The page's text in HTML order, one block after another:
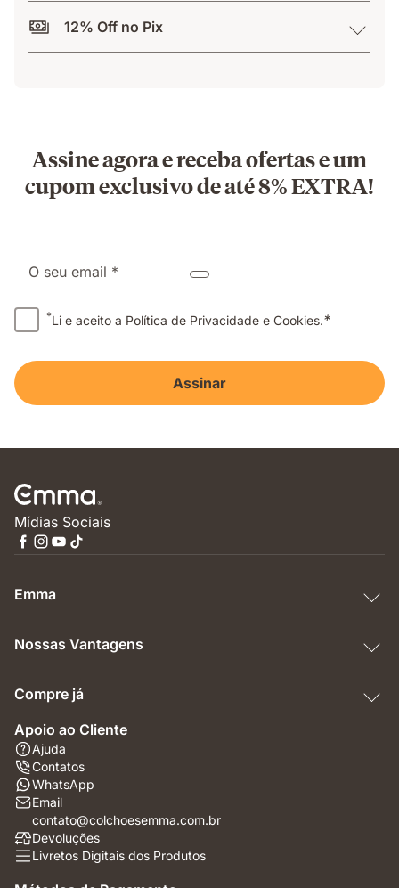
12% Off no Pix
Assine agora e receba ofertas e um
cupom exclusivo de até 8% EXTRA!
O seu email *
*Li e aceito a Política de Privacidade e Cookies.*
Assinar
Mídias Sociais
Emma
Nossas Vantagens
Compre já
Apoio ao Cliente
Ajuda
Contatos
WhatsApp
Email
contato@colchoesemma.com.br
Devoluções
Livretos Digitais dos Produtos